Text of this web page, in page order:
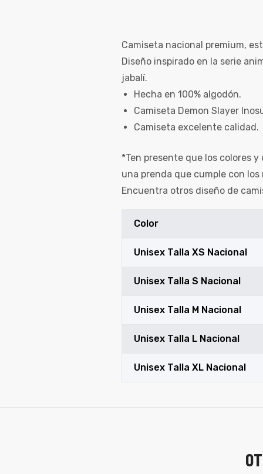
Camiseta nacional premium,
Diseño inspirado en la serie
jabalí.
Hecha en 100% algodón.
Camiseta Demon Slayer
Camiseta excelente calidad.
*Ten presente que los colores
una prenda que cumple con
Encuentra otros diseño de
Color
Unisex Talla XS Nacional
Unisex Talla S Nacional
Unisex Talla M Nacional
Unisex Talla L Nacional
Unisex Talla XL Nacional